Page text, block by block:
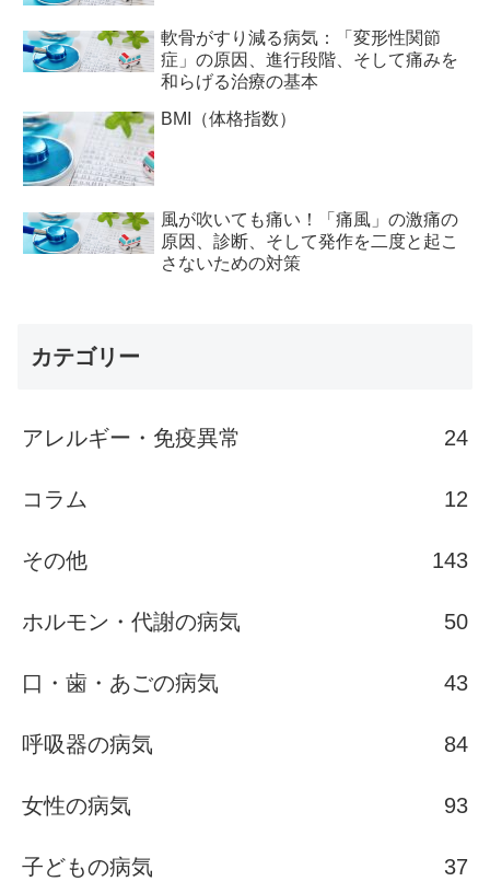
軟骨がすり減る病気：「変形性関節
症」の原因、進行段階、そして痛みを
和らげる治療の基本
BMI（体格指数）
風が吹いても痛い！「痛風」の激痛の
原因、診断、そして発作を二度と起こ
さないための対策
カテゴリー
アレルギー・免疫異常 24
コラム 12
その他 143
ホルモン・代謝の病気 50
口・歯・あごの病気 43
呼吸器の病気 84
女性の病気 93
子どもの病気 37